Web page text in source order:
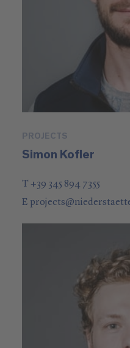
PROJECTS
Simon Kofler
T +39 345 894 7355
E projects@